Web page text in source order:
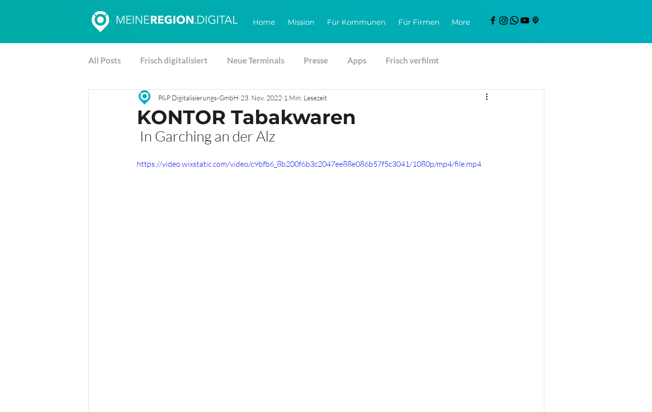
Home Mission Für Kommunen Für Firmen More
All Posts Frisch digitalisiert Neue Terminals Presse Apps Frisch verfilmt
KONTOR Tabakwaren
P&P Digitalisierungs-GmbH 23. Nov. 2022 1 Min. Lesezeit
In Garching an der Alz
https://video.wixstatic.com/video/c9bfb6_8b200f6b3c2047ee88e086b57f5c3041/1080p/mp4/file.mp4